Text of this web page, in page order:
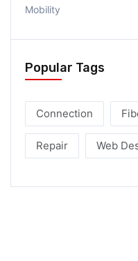
Mobility
Popular Tags
Connection
Repair Web